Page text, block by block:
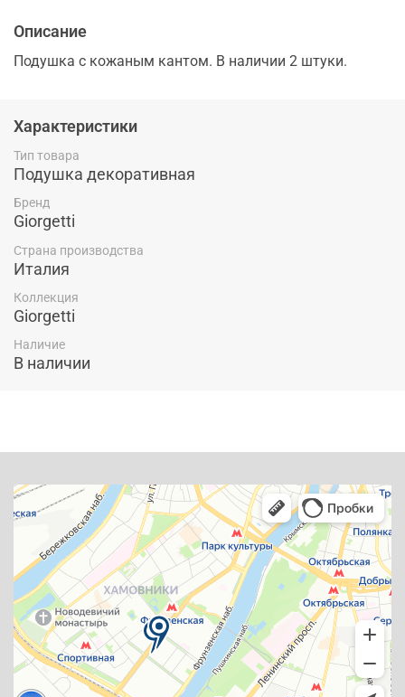
Описание
Подушка с кожаным кантом. В наличии 2 штуки.
Характеристики
Тип товара
Подушка декоративная
Бренд
Giorgetti
Страна производства
Италия
Коллекция
Giorgetti
Наличие
В наличии